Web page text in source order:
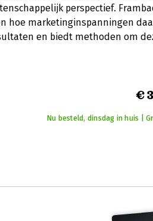
perspectief.
hoe marketinginspanningen
en biedt methoden om
€
Nu besteld, dinsdag in huis |